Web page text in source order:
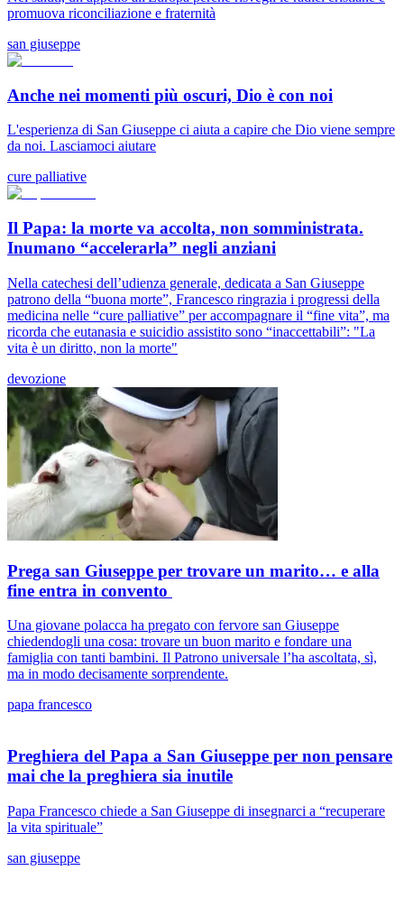
promuova riconciliazione e fraternità
san giuseppe
Anche nei momenti più oscuri, Dio è con noi
L'esperienza di San Giuseppe ci aiuta a capire che Dio viene sempre
da noi. Lasciamoci aiutare
cure palliative
Il Papa: la morte va accolta, non somministrata.
Inumano “accelerarla” negli anziani
Nella catechesi dell’udienza generale, dedicata a San Giuseppe
patrono della “buona morte”, Francesco ringrazia i progressi della
medicina nelle “cure palliative” per accompagnare il “fine vita”, ma
ricorda che eutanasia e suicidio assistito sono “inaccettabili”: "La
vita è un diritto, non la morte"
devozione
Prega san Giuseppe per trovare un marito… e alla
fine entra in convento
Una giovane polacca ha pregato con fervore san Giuseppe
chiedendogli una cosa: trovare un buon marito e fondare una
famiglia con tanti bambini. Il Patrono universale l’ha ascoltata, sì,
ma in modo decisamente sorprendente.
papa francesco
Preghiera del Papa a San Giuseppe per non pensare
mai che la preghiera sia inutile
Papa Francesco chiede a San Giuseppe di insegnarci a “recuperare
la vita spirituale”
san giuseppe